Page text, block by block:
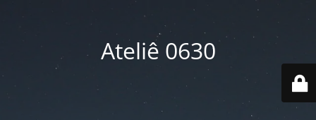
Ateliê 0630